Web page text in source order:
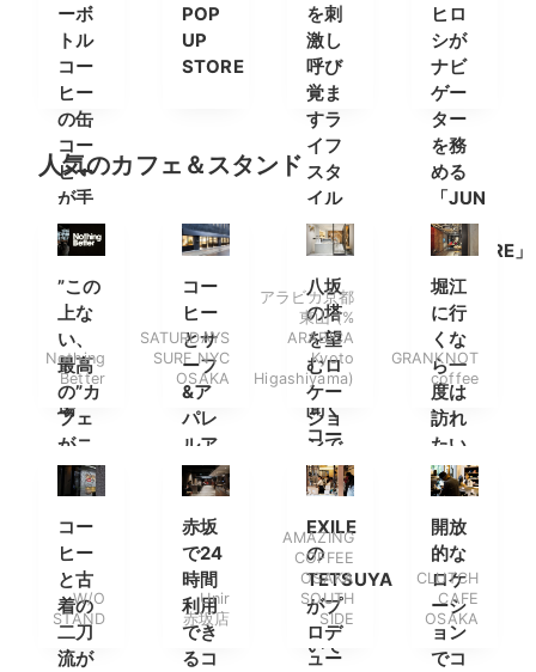
ーボ
トル
コー
ヒー
の缶
コー
ヒー
が手
軽に
購入
でき
る自
動販
売機
が登
場
POP
UP
STORE
を刺
激し
呼び
覚ま
すラ
イフ
スタ
イル
セレ
クト
ショ
ップ”
FINNA
の店
長に
聞く
コー
ヒー
の楽
方と
ショ
ップ
につ
いて
ヒロ
シが
ナビ
ゲー
ター
を務
める
「JUN
THE
CULTURE」
の特
別番
組が
放送
決定
人気のカフェ＆スタンド
”この
上な
い、
最高
の”カ
フェ
がニ
ュー
バラ
ンス
原宿
の4
階
に。
Nothing
Better
コー
ヒー
とサ
ーフ
&ア
パレ
ルア
イテ
ムを
楽し
みに
南船
場へ
SATURDAYS
SURF NYC
OSAKA
八坂
の塔
を望
むロ
ケー
ショ
ンで
最高
のラ
テを
アラビカ京都
東山 (%
ARABICA
Kyoto
Higashiyama)
堀江
に行
くな
ら一
度は
訪れ
たい
コー
ヒー
スタ
ンド
GRANKNOT
coffee
コー
ヒー
と古
着の
二刀
流が
W/O
STAND
赤坂
で24
時間
利用
でき
るコ
Unir
赤坂店
EXILE
の
TETSUYA
がプ
ロデ
ュー
AMAZING
COFFEE
OSAKA
SOUTH
SIDE
開放
的な
ロケ
ーシ
ョン
でコ
CLUTCH
CAFE
OSAKA